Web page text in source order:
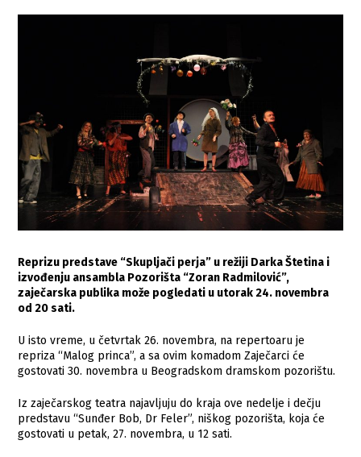
Reprizu predstave “Skupljači perja” u režiji Darka Štetina i
izvođenju ansambla Pozorišta “Zoran Radmilović”,
zaječarska publika može pogledati u utorak 24. novembra
od 20 sati.
U isto vreme, u četvrtak 26. novembra, na repertoaru je
repriza “Malog princa”, a sa ovim komadom Zaječarci će
gostovati 30. novembra u Beogradskom dramskom pozorištu.
Iz zaječarskog teatra najavljuju do kraja ove nedelje i dečju
predstavu “Sunđer Bob, Dr Feler”, niškog pozorišta, koja će
gostovati u petak, 27. novembra, u 12 sati.